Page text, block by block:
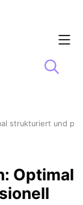
strukturiert und
Optimal